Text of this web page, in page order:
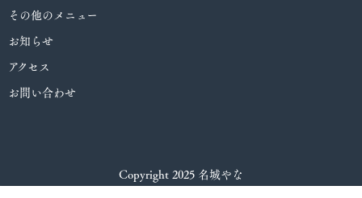
その他のメニュー
お知らせ
アクセス
お問い合わせ
Copyright 2025 名城やな